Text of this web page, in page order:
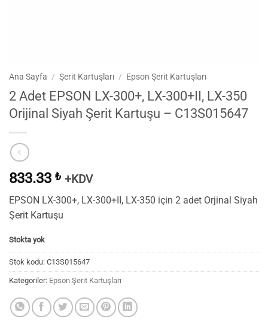
Ana Sayfa / Şerit Kartuşları / Epson Şerit Kartuşları
2 Adet EPSON LX-300+, LX-300+II, LX-350
Orijinal Siyah Şerit Kartuşu – C13S015647
833.33 ₺ +KDV
EPSON LX-300+, LX-300+II, LX-350 için 2 adet Orjinal Siyah
Şerit Kartuşu
Stokta yok
Stok kodu: C13S015647
Kategoriler: Epson Şerit Kartuşları